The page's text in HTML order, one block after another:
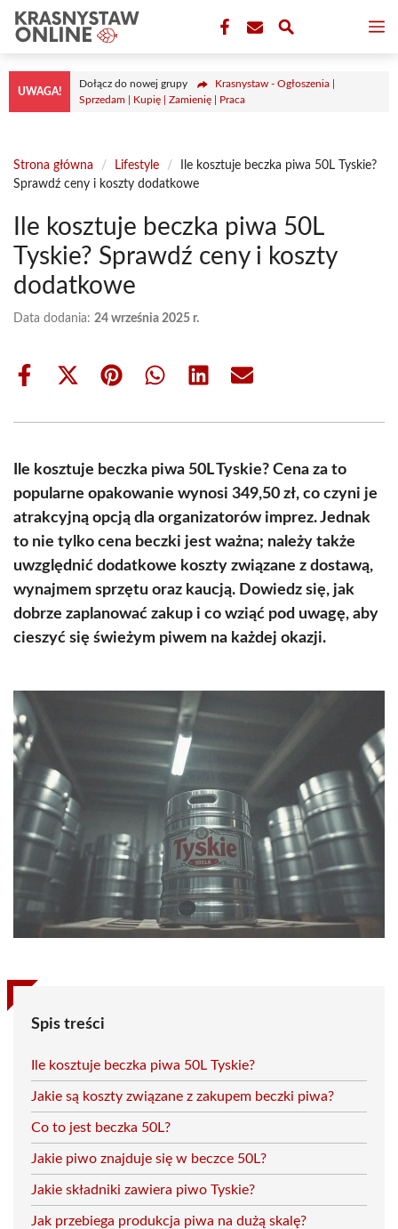
Przejdź
treści
UWAGA!
Dołącz do nowej grupy
Krasnystaw - Ogłoszenia |
Sprzedam | Kupię | Zamienię | Praca
Strona główna / Lifestyle /
Ile kosztuje beczka piwa 50L Tyskie?
Sprawdź ceny i koszty dodatkowe
Ile kosztuje beczka piwa 50L
Tyskie? Sprawdź ceny i koszty
dodatkowe
Data dodania: 24 września 2025 r.
Share
Share
(Twitter)
Share Share Share Share
Ile kosztuje beczka piwa 50L Tyskie? Cena za to
popularne opakowanie wynosi 349,50 zł, co czyni je
atrakcyjną opcją dla organizatorów imprez. Jednak
to nie tylko cena beczki jest ważna; należy także
uwzględnić dodatkowe koszty związane z dostawą,
wynajmem sprzętu oraz kaucją. Dowiedz się, jak
dobrze zaplanować zakup i co wziąć pod uwagę, aby
cieszyć się świeżym piwem na każdej okazji.
Spis treści
Ile kosztuje beczka piwa 50L Tyskie?
Jakie są koszty związane z zakupem beczki piwa?
Co to jest beczka 50L?
Jakie piwo znajduje się w beczce 50L?
Jakie składniki zawiera piwo Tyskie?
Jak przebiega produkcja piwa na dużą skalę?